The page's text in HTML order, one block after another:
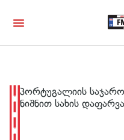
პორტუგალიის
ნიშნით სახის